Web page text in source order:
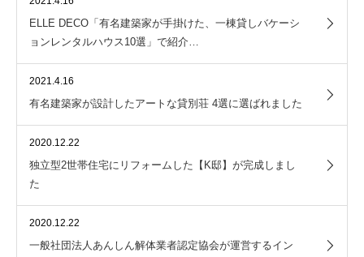
ELLE DECO「有名建築家が手掛けた、一棟貸しバケーシ
ョンレンタルハウス10選」で紹介…
2021.4.16
有名建築家が設計したアートな貸別荘 4選に選ばれました
2020.12.22
独立型2世帯住宅にリフォームした【K邸】が完成しまし
た
2020.12.22
一般社団法人あんしん解体業者認定協会が運営するイン